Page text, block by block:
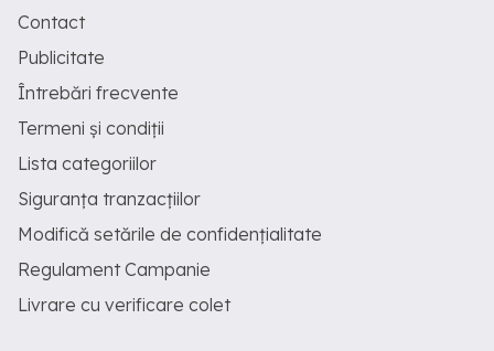
Contact
Publicitate
Întrebări frecvente
Termeni și condiții
Lista categoriilor
Siguranța tranzacțiilor
Modifică setările de confidențialitate
Regulament Campanie
Livrare cu verificare colet